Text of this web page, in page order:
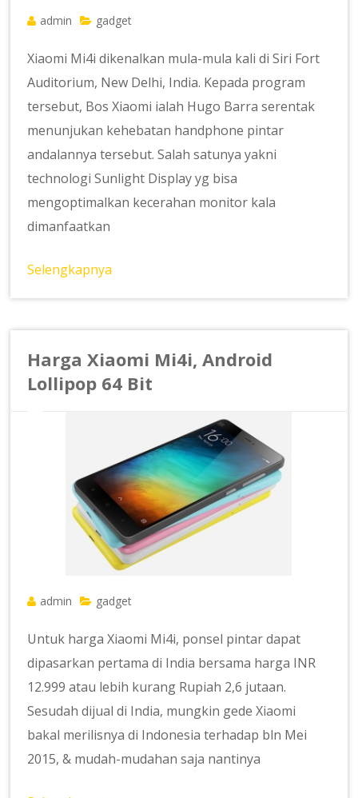
admin gadget
Xiaomi Mi4i dikenalkan mula-mula kali di Siri Fort
Auditorium, New Delhi, India. Kepada program
tersebut, Bos Xiaomi ialah Hugo Barra serentak
menunjukan kehebatan handphone pintar
andalannya tersebut. Salah satunya yakni
technologi Sunlight Display yg bisa
mengoptimalkan kecerahan monitor kala
dimanfaatkan
Selengkapnya
Harga Xiaomi Mi4i, Android
Lollipop 64 Bit
admin gadget
Untuk harga Xiaomi Mi4i, ponsel pintar dapat
dipasarkan pertama di India bersama harga INR
12.999 atau lebih kurang Rupiah 2,6 jutaan.
Sesudah dijual di India, mungkin gede Xiaomi
bakal merilisnya di Indonesia terhadap bln Mei
2015, & mudah-mudahan saja nantinya